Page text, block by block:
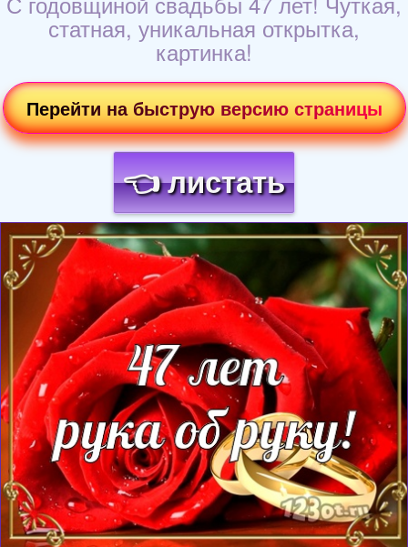
статная, уникальная открытка,
картинка!
Перейти на быструю версию страницы
👈 листать
Загрузка картинки...